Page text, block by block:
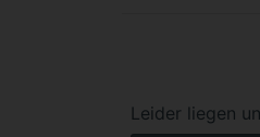
Leider liegen